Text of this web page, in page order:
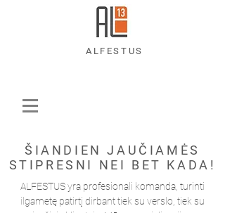
ALFESTUS
ŠIANDIEN JAUČIAMĖS
STIPRESNI NEI BET KADA!
ALFESTUS yra profesionali komanda, turinti
ilgametę patirtį dirbant tiek su verslo, tiek su